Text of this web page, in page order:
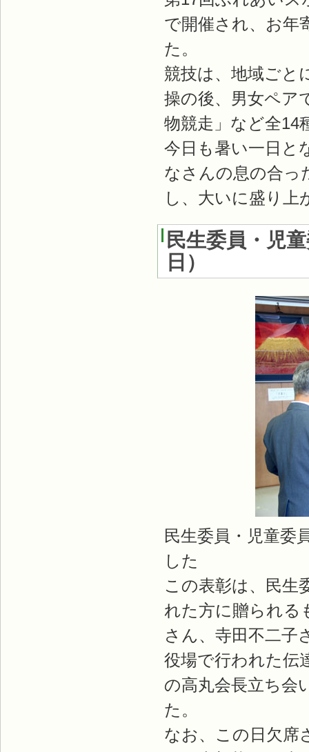
で開催され、お年
た。
競技は、地域ごと
操の後、男女ペア
物競走」など全14
今日も暑い一日と
なさんの息の合っ
し、大いに盛り上
民生委員・児
日 ）
民生委員・児童委
した
この表彰は、民生
れた方に贈られる
さん、寺田不二子
役場で行われた伝
の高丸会長立ち会
た。
なお、この日欠席